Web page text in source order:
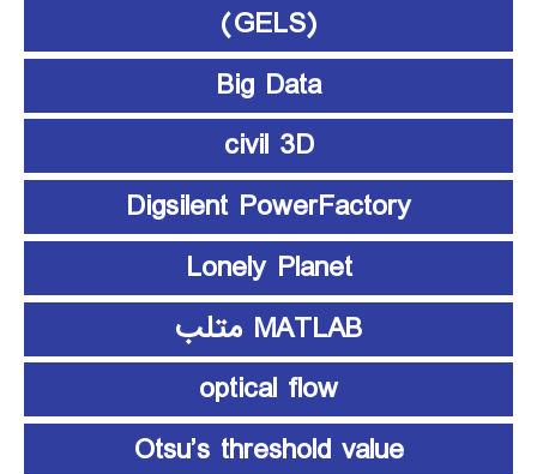
(GELS)
Big Data
civil 3D
Digsilent PowerFactory
Lonely Planet
MATLAB متلب
optical flow
Otsu’s threshold value